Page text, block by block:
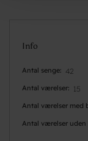
Info
Antal senge 42
Antal værelser 15
Antal værelser med
Antal værelser